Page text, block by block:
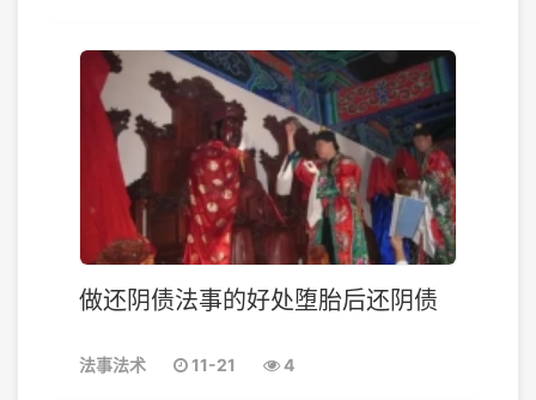
做还阴债法事的好处堕胎后还阴债
法事法术 11-21 4